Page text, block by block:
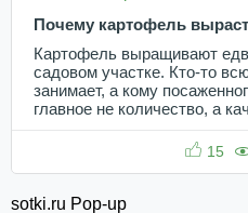
Почему картофель
Картофель выращивают
садовом участке. Кто-то
занимает, а кому
главное не количество, а
15
sotki.ru Pop-up